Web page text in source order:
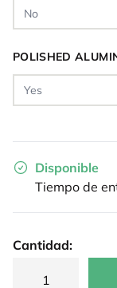
POLISHED
Disponible
Tiempo de
Cantidad: